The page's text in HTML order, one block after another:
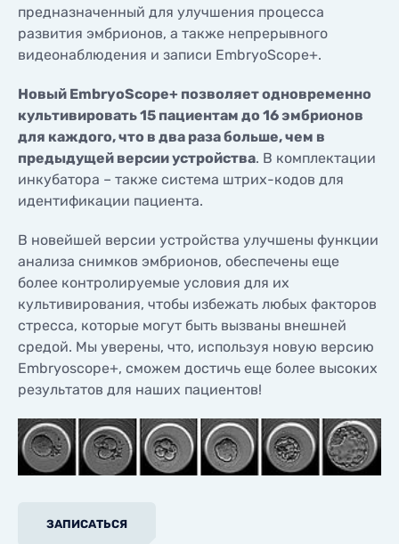
предназначенный для улучшения процесса
развития эмбрионов, а также непрерывного
видеонаблюдения и записи EmbryoScope+.
Новый EmbryoScope+ позволяет одновременно
культивировать 15 пациентам до 16 эмбрионов
для каждого, что в два раза больше, чем в
предыдущей версии устройства. В комплектации
инкубатора – также система штрих-кодов для
идентификации пациента.
В новейшей версии устройства улучшены функции
анализа снимков эмбрионов, обеспечены еще
более контролируемые условия для их
культивирования, чтобы избежать любых факторов
стресса, которые могут быть вызваны внешней
средой. Мы уверены, что, используя новую версию
Embryoscope+, сможем достичь еще более высоких
результатов для наших пациентов!
ЗАПИСАТЬСЯ